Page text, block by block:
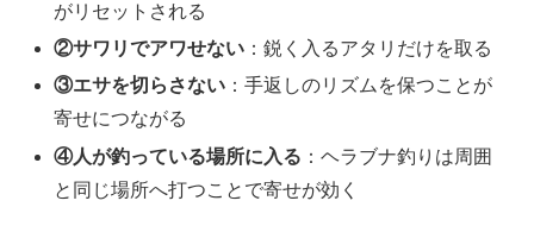
がリセットされる
②サワリでアワせない ：鋭く入るアタリだけを取る
③エサを切らさない ：手返しのリズムを保つことが
寄せにつながる
④人が釣っている場所に入る ：ヘラブナ釣りは周囲
と同じ場所へ打つことで寄せが効く